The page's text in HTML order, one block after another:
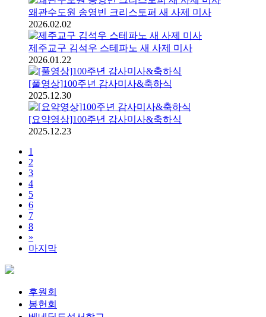
왜관수도원 송영빈 크리스토퍼 새 사제 미사
2026.02.02
제주교구 김석우 스테파노 새 사제 미사
2026.01.22
[풀영상]100주년 감사미사&축하식
2025.12.30
[요약영상]100주년 감사미사&축하식
2025.12.23
1
2
3
4
5
6
7
8
»
마지막
후원회
봉헌회